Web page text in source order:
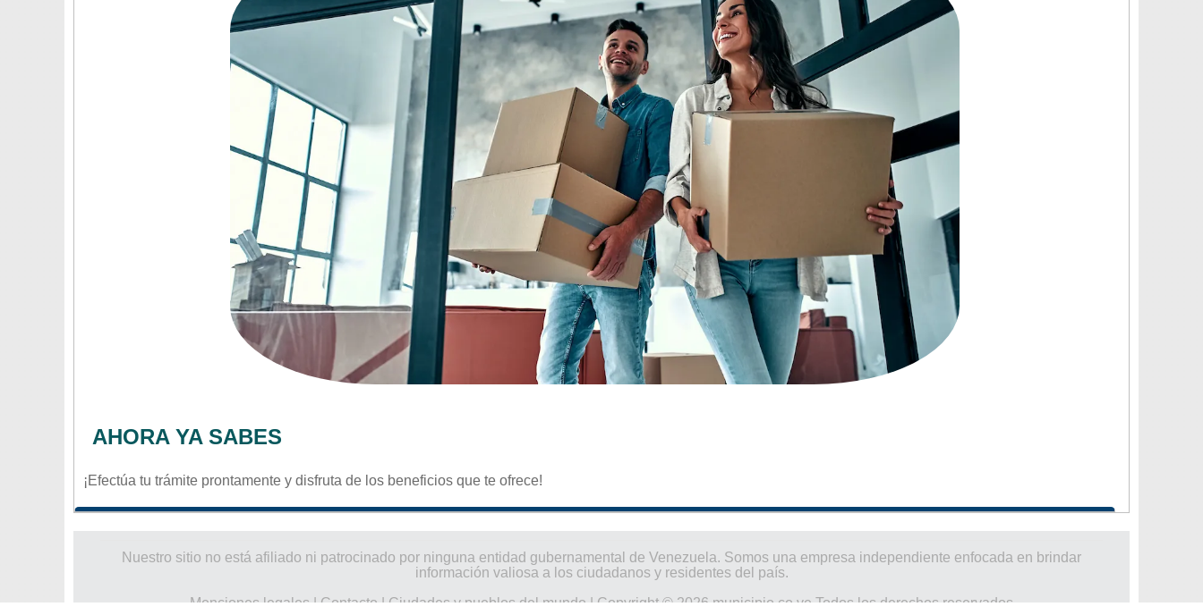
AHORA YA SABES
¡Efectúa tu trámite prontamente y disfruta de los beneficios que te ofrece!
Nuestro sitio no está afiliado ni patrocinado por ninguna entidad gubernamental de Venezuela. Somos una empresa independiente enfocada en brindar
información valiosa a los ciudadanos y residentes del país.
Menciones legales|Contacto|Ciudades y pueblos del mundo| Copyright © 2026 municipio.co.ve Todos los derechos reservados